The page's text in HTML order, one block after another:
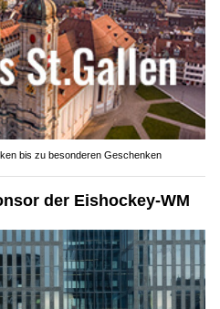
bis zu besonderen Geschenken
der Eishockey-WM